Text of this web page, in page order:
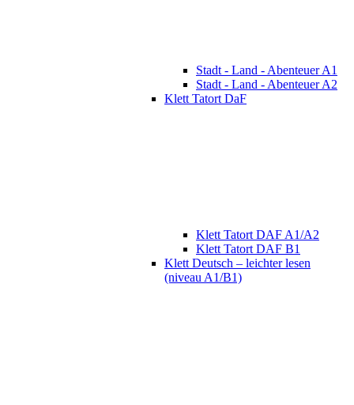
Stadt - Land - Abenteuer A1
Stadt - Land - Abenteuer A2
Klett Tatort DaF
Klett Tatort DAF A1/A2
Klett Tatort DAF B1
Klett Deutsch – leichter lesen
(niveau A1/B1)